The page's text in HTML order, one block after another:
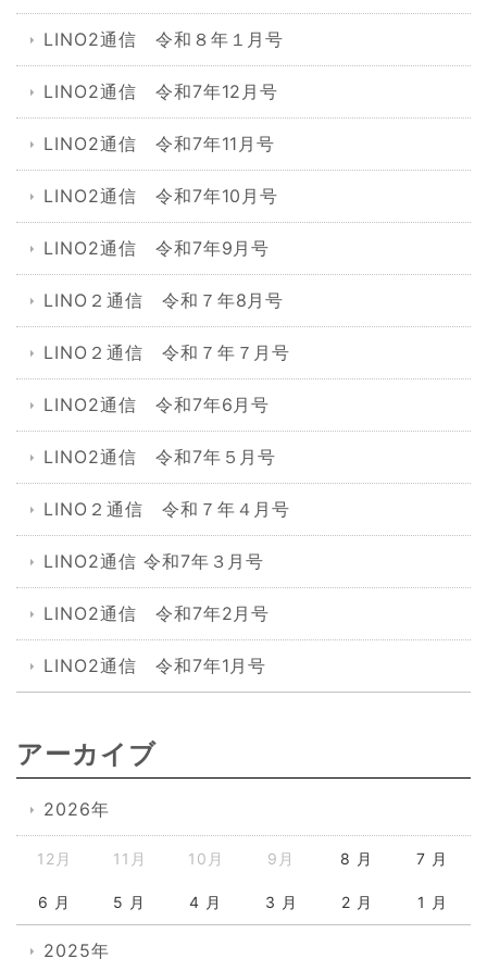
LINO2通信 令和８年１月号
LINO2通信 令和7年12月号
LINO2通信 令和7年11月号
LINO2通信 令和7年10月号
LINO2通信 令和7年9月号
LINO２通信 令和７年8月号
LINO２通信 令和７年７月号
LINO2通信 令和7年6月号
LINO2通信 令和7年５月号
LINO２通信 令和７年４月号
LINO2通信 令和7年３月号
LINO2通信 令和7年2月号
LINO2通信 令和7年1月号
アーカイブ
2026年
12月 11月 10月 9月 8 月 7 月
6 月 5 月 4 月 3 月 2 月 1 月
2025年